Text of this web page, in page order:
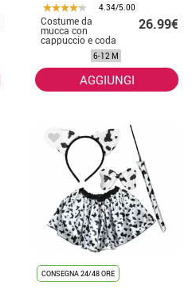
4.34/5.00
Costume da
mucca con
cappuccio e coda
per bimba e
26.99€
6-12 M
AGGIUNGI
CONSEGNA 24/48 ORE